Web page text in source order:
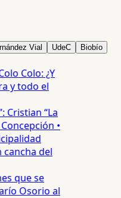
Vial UdeC Biobío
Colo: ¿Y
y todo el
“La
•
del
que se
Osorio al